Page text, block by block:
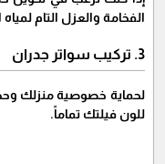
الفخامة والعزل التام
​3. تركيب سواتر جدران
​لحماية خصوصية منزلك
للون فيلتك تماماً.